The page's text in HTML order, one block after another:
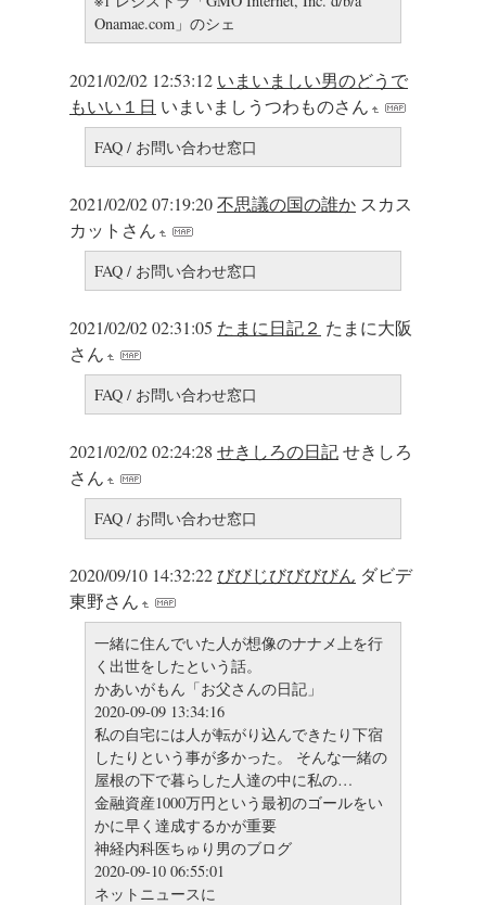
Onamae.com」のシェ
2021/02/02 12:53:12 いまいましい男のどうで
もいい１日 いまいましうつわものさん
FAQ / お問い合わせ窓口
2021/02/02 07:19:20不思議の国の誰か スカス
カットさん
FAQ / お問い合わせ窓口
2021/02/02 02:31:05 たまに日記２ たまに大阪
さん
FAQ / お問い合わせ窓口
2021/02/02 02:24:28 せきしろの日記せきしろ
さん
FAQ / お問い合わせ窓口
2020/09/10 14:32:22 びびじびびびびん ダビデ
東野さん
一緒に住んでいた人が想像のナナメ上を行
く出世をしたという話。
かあいがもん「お父さんの日記」
2020-09-09 13:34:16
私の自宅には人が転がり込んできたり下宿
したりという事が多かった。 そんな一緒の
屋根の下で暮らした人達の中に私の…
金融資産1000万円という最初のゴールをい
かに早く達成するかが重要
神経内科医ちゅり男のブログ
2020-09-10 06:55:01
ネットニュースに